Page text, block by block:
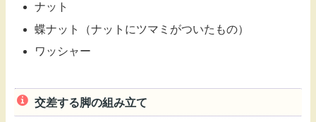
ナット
蝶ナット（ナットにツマミがついたもの）
ワッシャー
交差する脚の組み立て